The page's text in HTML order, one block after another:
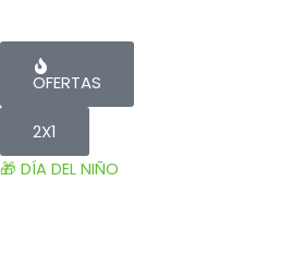
OFERTAS
2X1
🎁 DÍA DEL NIÑO